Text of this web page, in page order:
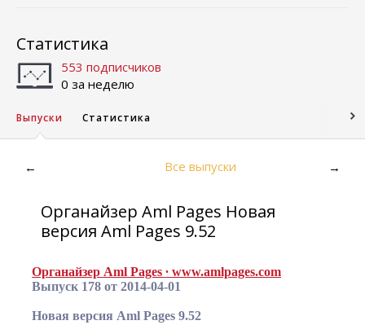
Статистика
553 подписчиков
0 за неделю
Выпуски Статистика
← Все выпуски →
Органайзер Aml Pages Новая
версия Aml Pages 9.52
Органайзер Aml Pages ∙ www.amlpages.com
Выпуск 178 от 2014-04-01
Новая версия Aml Pages 9.52